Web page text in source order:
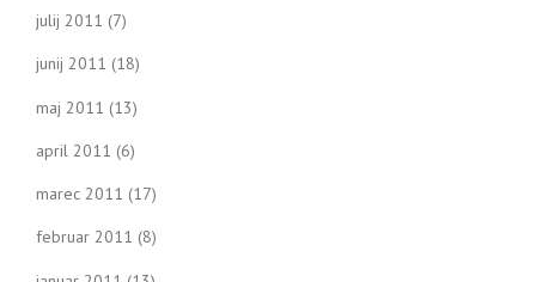
julij 2011 (7)
junij 2011 (18)
maj 2011 (13)
april 2011 (6)
marec 2011 (17)
februar 2011 (8)